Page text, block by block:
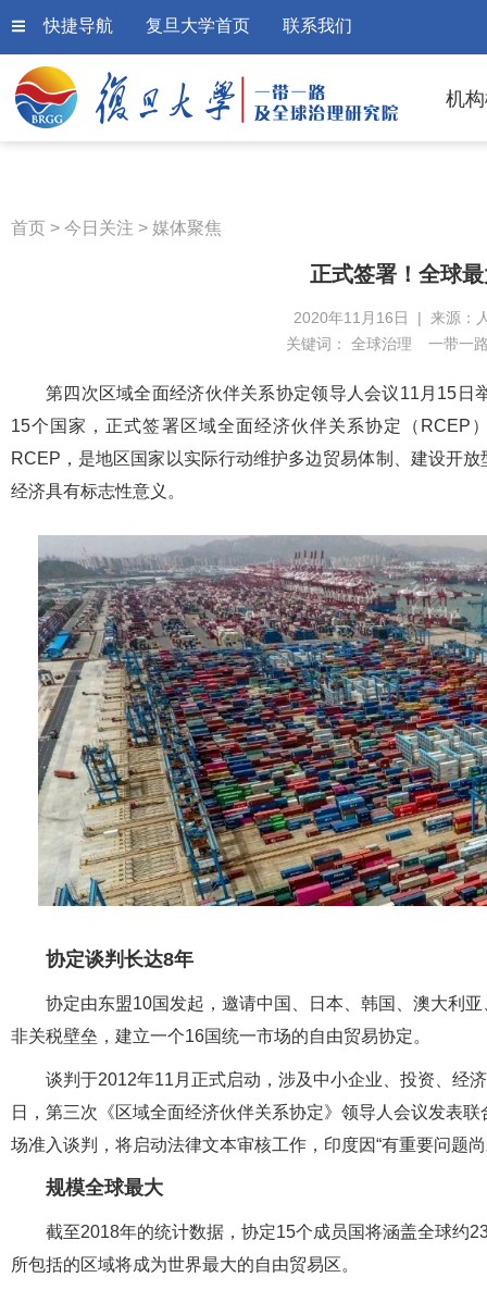
快捷导航 复旦大学首页 联系我们
机
首页 > 今日关注 > 媒体聚焦
正式签署！全球
2020年11月16日 | 来源：
关键词： 全球治理 一带一
第四次区域全面经济伙伴关系协定领导人会议11月15
15个国家，正式签署区域全面经济伙伴关系协定（RCEP
RCEP，是地区国家以实际行动维护多边贸易体制、建设开
经济具有标志性意义。
协定谈判长达8年
协定由东盟10国发起，邀请中国、日本、韩国、澳大利
非关税壁垒，建立一个16国统一市场的自由贸易协定。
谈判于2012年11月正式启动，涉及中小企业、投资、经
日，第三次《区域全面经济伙伴关系协定》领导人会议发表
场准入谈判，将启动法律文本审核工作，印度因“有重要问题
规模全球最大
截至2018年的统计数据，协定15个成员国将涵盖全球约
所包括的区域将成为世界最大的自由贸易区。